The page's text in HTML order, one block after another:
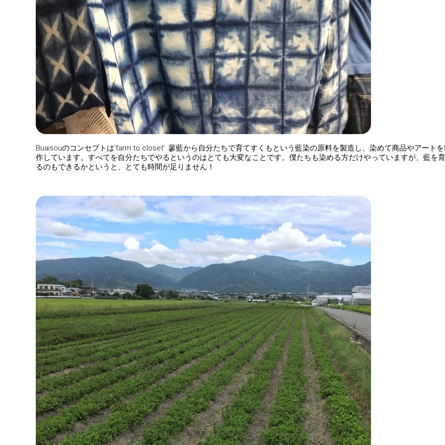
Buaisouのコンセプトは’farm to closet’. 蓼藍から自分たちで育てすくもという藍染の原料を製造し、染めて商品やアートを
作しています。すべてを自分たちでやるというのはとても大変なことです。僕たちも染める方だけやっていますが、藍を
るのもできるかというと、とても時間が足りません！